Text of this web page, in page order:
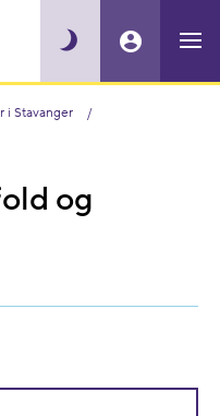
i Stavanger
og